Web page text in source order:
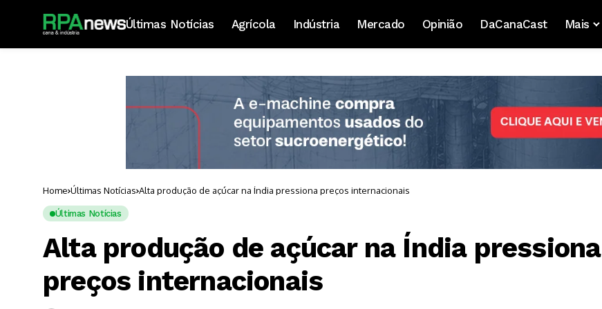
Últimas Notícias Agrícola Indústria Mercado Opinião DaCanaCast Mais
Home Últimas Notícias Alta produção de açúcar na Índia pressiona preços internacionais
Últimas Notícias
Alta produção de açúcar na Índia pressiona
preços internacionais